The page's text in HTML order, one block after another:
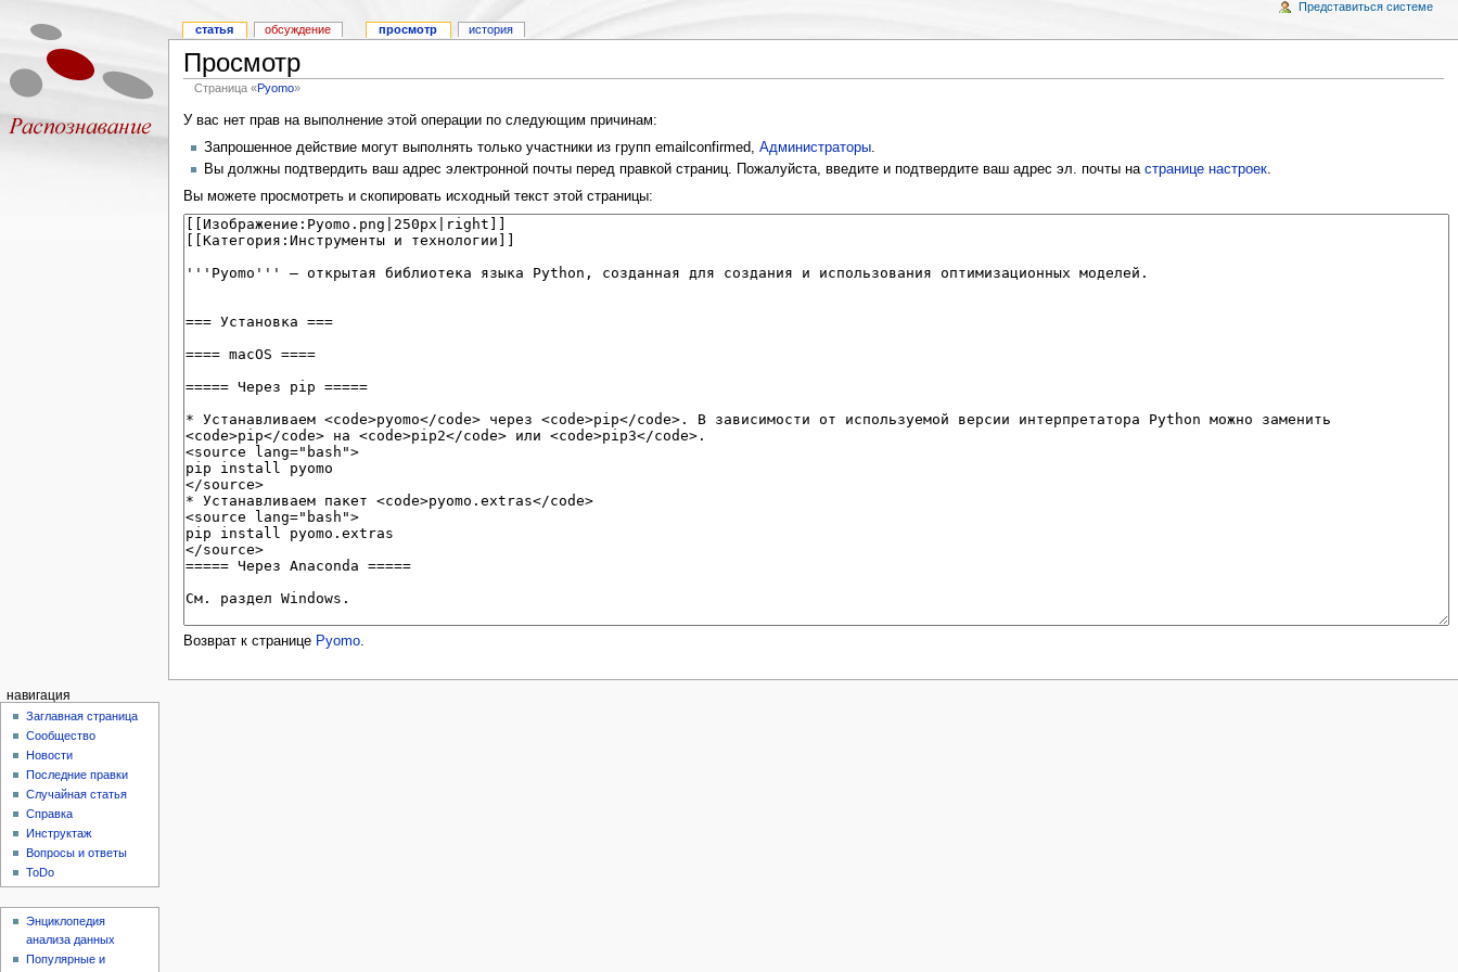
Просмотр
Страница «Pyomo»
У вас нет прав на выполнение этой операции по следующим причинам:
Запрошенное действие могут выполнять только участники из групп emailconfirmed, Администраторы.
Вы должны подтвердить ваш адрес электронной почты перед правкой страниц. Пожалуйста, введите и подтвердите ваш адрес эл. почты на странице настроек.
Вы можете просмотреть и скопировать исходный текст этой страницы:
Возврат к странице Pyomo.
статья обсуждение просмотр история
Представиться системе
навигация
Заглавная страница
Сообщество
Новости
Последние правки
Случайная статья
Справка
Инструктаж
Вопросы и ответы
ToDo
Энциклопедия
анализа данных
Популярные и